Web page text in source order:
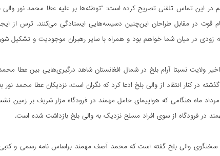
در این تماس تلفنی تصریح کرده است: "توطئه‌ها بر علیه عطا محمد نور والی
قوت در مقابل طراحان این‌چنین دسیسه‌هایی ایستاد‌گی می‌کنند. ترس از
در میان شما خواهم بود و همراه با سایر رهبران موجودیت و تشکیل
ولایت نسبتا آرام بلخ در شمال افغانستان شاهد درگیری‌هایی بین عطا
در کنار انتقاد از والی بلخ ادعا کرد که نگران است، نزدیکان عطا محمد نور
23 مرداد ماه هنگامی که هواپیمای حامل مهمند در فرودگاه مزار شریف
در فرودگاه از سوی افراد مسلح نزدیک به والی بلخ بازداشت شده است.
سخنگوی والی بلخ گفته است که محمد آصف مهمند براساس نامه رسمی و